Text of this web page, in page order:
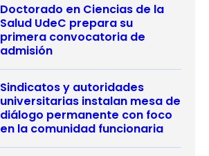
Doctorado en Ciencias de la
Salud UdeC prepara su
primera convocatoria de
admisión
Sindicatos y autoridades
universitarias instalan mesa de
diálogo permanente con foco
en la comunidad funcionaria